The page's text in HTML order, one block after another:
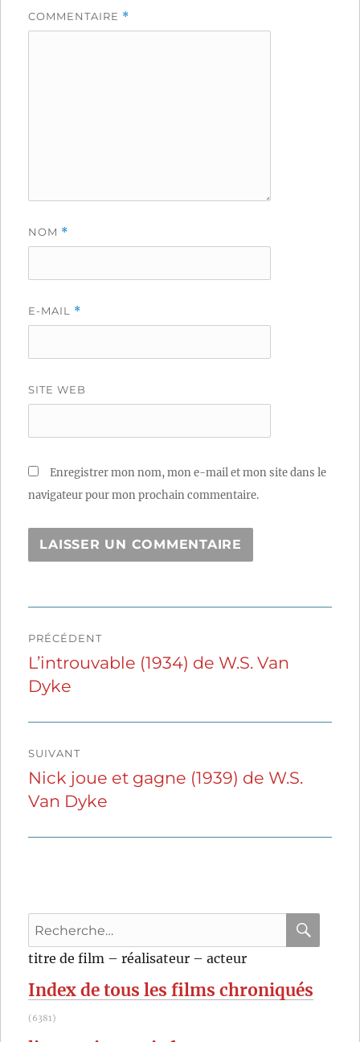
COMMENTAIRE *
NOM *
E-MAIL *
SITE WEB
Enregistrer mon nom, mon e-mail et mon site dans le
navigateur pour mon prochain commentaire.
de
l’article
PRÉCÉDENT
Publication
précédente :
L’introuvable (1934) de W.S. Van
Dyke
SUIVANT
Publication
suivante :
Nick joue et gagne (1939) de W.S.
Van Dyke
Recherche
pour
:
titre de film – réalisateur – acteur
Index de tous les films chroniqués
(6381)